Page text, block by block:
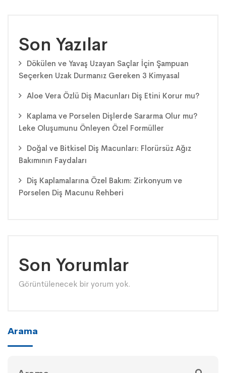
Son Yazılar
Dökülen ve Yavaş Uzayan Saçlar İçin Şampuan
Seçerken Uzak Durmanız Gereken 3 Kimyasal
Aloe Vera Özlü Diş Macunları Diş Etini Korur mu?
Kaplama ve Porselen Dişlerde Sararma Olur mu?
Leke Oluşumunu Önleyen Özel Formüller
Doğal ve Bitkisel Diş Macunları: Florürsüz Ağız
Bakımının Faydaları
Diş Kaplamalarına Özel Bakım: Zirkonyum ve
Porselen Diş Macunu Rehberi
Son Yorumlar
Görüntülenecek bir yorum yok.
Arama